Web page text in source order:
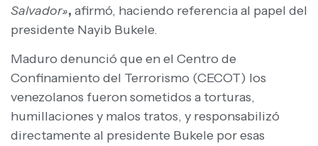
Salvador», afirmó, haciendo referencia al papel del
presidente Nayib Bukele.
Maduro denunció que en el Centro de
Confinamiento del Terrorismo (CECOT) los
venezolanos fueron sometidos a torturas,
humillaciones y malos tratos, y responsabilizó
directamente al presidente Bukele por esas